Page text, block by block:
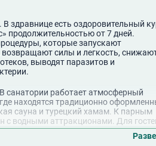
. В здравнице есть оздоровительный
продолжительностью от 7 дней.
которые запускают
возвращают силы и легкость,
выводят паразитов и
санатории работает атмосферный
находятся традиционно
сауна и турецкий хамам. К парным
с водными аттракционами. Для
красоты – «Египетская царица» и